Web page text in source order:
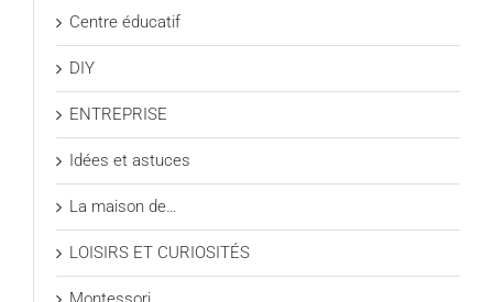
Centre éducatif
DIY
ENTREPRISE
Idées et astuces
La maison de…
LOISIRS ET CURIOSITÉS